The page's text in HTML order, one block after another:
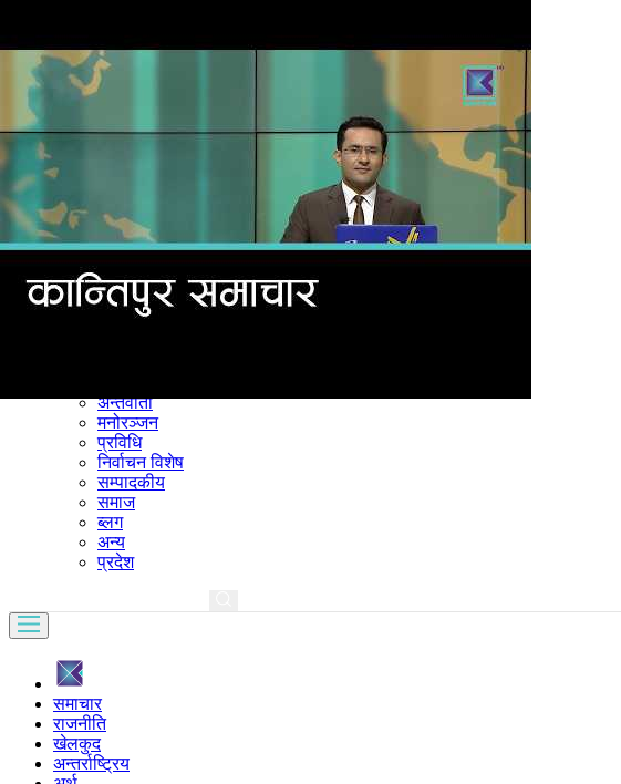
समाचार
राजनीति
खेलकुद
अन्तर्राष्ट्रिय
भिडियो
विचार
कला / साहित्य
अन्तर्वार्ता
मनोरञ्जन
प्रविधि
निर्वाचन विशेष
सम्पादकीय
समाज
ब्लग
अन्य
प्रदेश
समाचार
राजनीति
खेलकुद
अन्तर्राष्ट्रिय